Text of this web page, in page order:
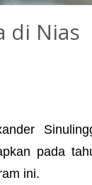
di Nias
pada
ini.